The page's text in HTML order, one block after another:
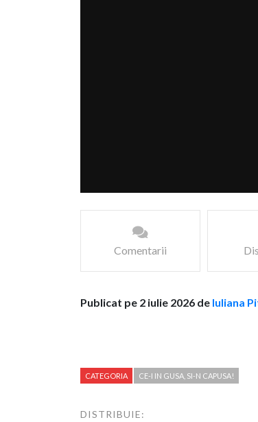
Comentarii
Publicat pe 2 iulie 2026 de Iuliana
CATEGORIA CE-I IN GUSA, SI-N CAPUSA!
DISTRIBUIE: